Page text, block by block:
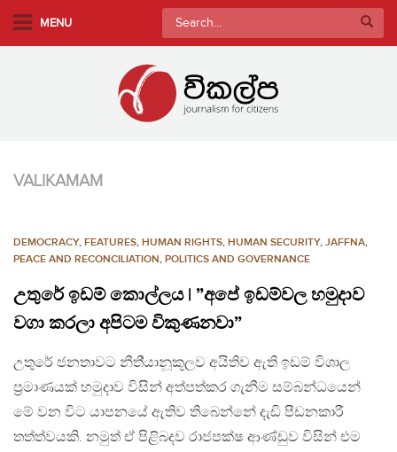
MENU
Search
for:
VALIKAMAM
DEMOCRACY, FEATURES, HUMAN RIGHTS, HUMAN SECURITY, JAFFNA,
PEACE AND RECONCILIATION, POLITICS AND GOVERNANCE
උතුරේ ඉඩම් කොල්ලය | ”අපේ ඉඩම්වල හමුදාව
වගා කරලා අපිටම විකුණනවා”
උතුරේ ජනතාවට නීති්‍යානූකූලව අයිතිව ඇති ඉඩම් විශාල
ප්‍රමාණයක් හමුදාව විසින් අත්පත්කර ගැනීම සම්බන්ධයෙන්
මේ වන විට යාපනයේ ඇතිව තිබෙන්නේ දැඩි පීඩනකාරී
තත්ත්වයකි. නමුත් ඒ පිළිබදව රාජපක්ෂ ආණ්ඩුව විසින් එම